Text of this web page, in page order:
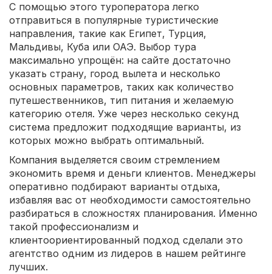
С помощью этого туроператора легко
отправиться в популярные туристические
направления, такие как Египет, Турция,
Мальдивы, Куба или ОАЭ. Выбор тура
максимально упрощён: на сайте достаточно
указать страну, город вылета и несколько
основных параметров, таких как количество
путешественников, тип питания и желаемую
категорию отеля. Уже через несколько секунд
система предложит подходящие варианты, из
которых можно выбрать оптимальный.
Компания выделяется своим стремлением
экономить время и деньги клиентов. Менеджеры
оперативно подбирают варианты отдыха,
избавляя вас от необходимости самостоятельно
разбираться в сложностях планирования. Именно
такой профессионализм и
клиентоориентированный подход сделали это
агентство одним из лидеров в нашем рейтинге
лучших.